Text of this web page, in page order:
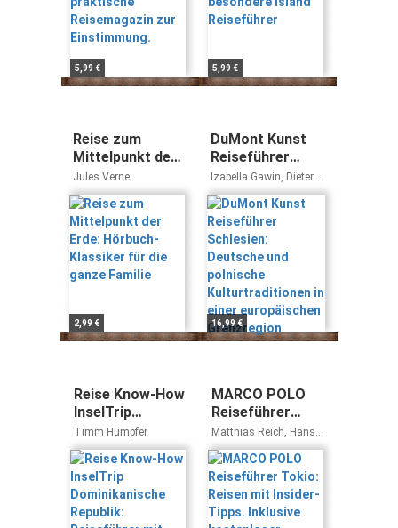
5,99 € 5,99 €
Reise zum
Mittelpunkt der
Erde: Hörbuch-
Klassiker für die
ganze Familie
Jules Verne
2,99 €
DuMont Kunst
Reiseführer
Schlesien:
Deutsche und
polnische
Kulturtraditionen
in einer
europäischen
Grenzregion
Izabella Gawin, Dieter
Schulze, Reinhold
Vetter
16,99 €
Reise Know-How
InselTrip
Dominikanische
Republik:
Reiseführer mit
Insel-Faltplan
und kostenloser
Web-App
Timm Humpfer
MARCO POLO
Reiseführer
Tokio: Reisen
mit Insider-
Tipps. Inklusive
kostenloser
Touren-App
Matthias Reich, Hans-
Günther Krauth, Sonja
Blaschke